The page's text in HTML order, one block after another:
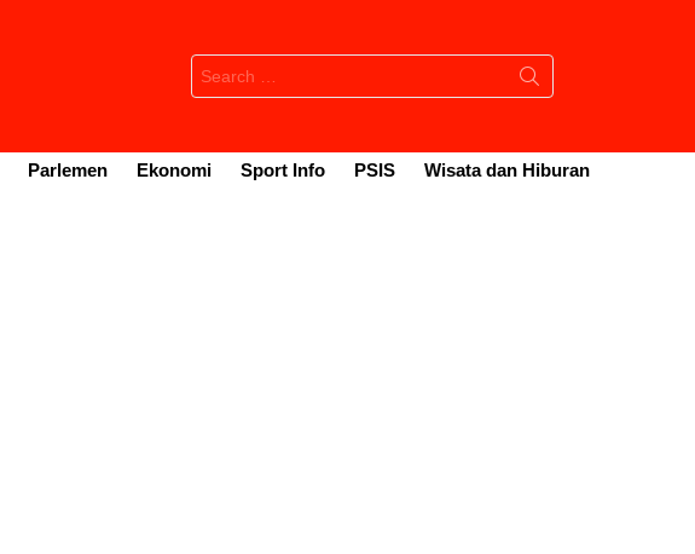
Search
for:
Parlemen Ekonomi Sport Info PSIS Wisata dan Hiburan